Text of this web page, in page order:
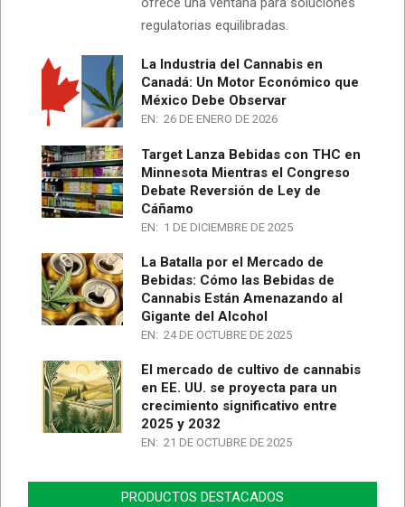
regulatorias equilibradas.
La Industria del Cannabis en
Canadá: Un Motor Económico que
México Debe Observar
EN: 26 DE ENERO DE 2026
Target Lanza Bebidas con THC en
Minnesota Mientras el Congreso
Debate Reversión de Ley de
Cáñamo
EN: 1 DE DICIEMBRE DE 2025
La Batalla por el Mercado de
Bebidas: Cómo las Bebidas de
Cannabis Están Amenazando al
Gigante del Alcohol
EN: 24 DE OCTUBRE DE 2025
El mercado de cultivo de cannabis
en EE. UU. se proyecta para un
crecimiento significativo entre
2025 y 2032
EN: 21 DE OCTUBRE DE 2025
PRODUCTOS DESTACADOS